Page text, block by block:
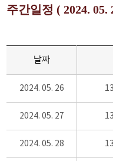
주간일정 ( 2024. 05.
날짜
2024. 05. 26
2024. 05. 27
2024. 05. 28